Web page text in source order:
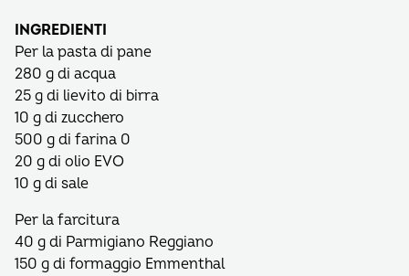
INGREDIENTI
Per la pasta di pane
280 g di acqua
25 g di lievito di birra
10 g di zucchero
500 g di farina 0
20 g di olio EVO
10 g di sale
Per la farcitura
40 g di Parmigiano Reggiano
150 g di formaggio Emmenthal